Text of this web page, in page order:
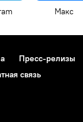
Макс
Пресс-релизы
связь